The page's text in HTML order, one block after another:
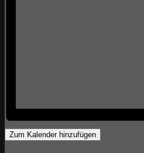
Zum Kalender hinzufügen